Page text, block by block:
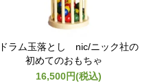
ドラム玉落とし nic/ニック社の
初めてのおもちゃ
16,500円(税込)